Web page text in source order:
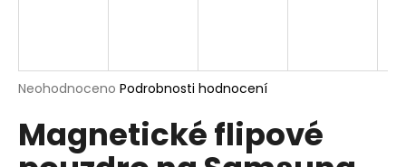
Průměrné
produktu
je
Neohodnoceno Podrobnosti hodnocení
Magnetické flipové
í
t
?